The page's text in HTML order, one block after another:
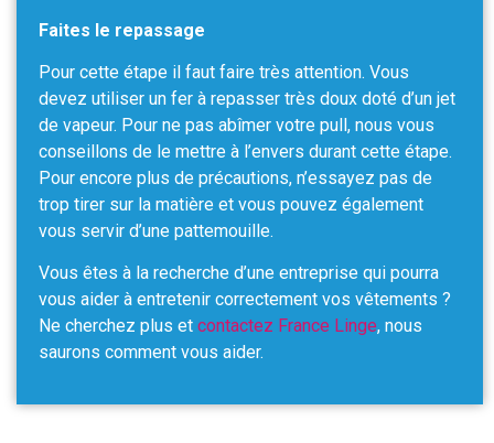
Faites le repassage
Pour cette étape il faut faire très attention. Vous
devez utiliser un fer à repasser très doux doté d’un jet
de vapeur. Pour ne pas abîmer votre pull, nous vous
conseillons de le mettre à l’envers durant cette étape.
Pour encore plus de précautions, n’essayez pas de
trop tirer sur la matière et vous pouvez également
vous servir d’une pattemouille.
Vous êtes à la recherche d’une entreprise qui pourra
vous aider à entretenir correctement vos vêtements ?
Ne cherchez plus et contactez France Linge, nous
saurons comment vous aider.